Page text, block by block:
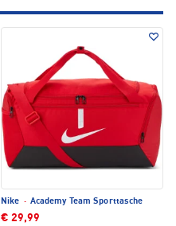
Nike · Academy Team Sporttasche
€ 29,99